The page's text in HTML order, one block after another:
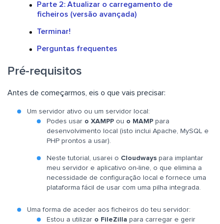
Parte 2: Atualizar o carregamento de
ficheiros (versão avançada)
Terminar!
Perguntas frequentes
Pré-requisitos
Antes de começarmos, eis o que vais precisar:
Um servidor ativo ou um servidor local:
Podes usar o XAMPP ou o MAMP para
desenvolvimento local (isto inclui Apache, MySQL e
PHP prontos a usar).
Neste tutorial, usarei o Cloudways para implantar
meu servidor e aplicativo on-line, o que elimina a
necessidade de configuração local e fornece uma
plataforma fácil de usar com uma pilha integrada.
Uma forma de aceder aos ficheiros do teu servidor:
Estou a utilizar o FileZilla para carregar e gerir